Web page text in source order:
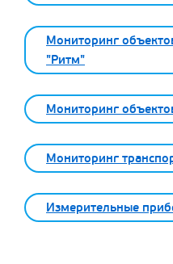
Мониторинг
"Ритм"
Мониторинг
Мониторинг
Измерительные